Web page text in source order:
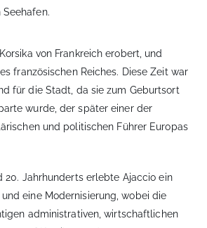
von Frankreich erobert, und
französischen Reiches. Diese Zeit war
für die Stadt, da sie zum Geburtsort
wurde, der später einer der
und politischen Führer Europas
20. Jahrhunderts erlebte Ajaccio ein
eine Modernisierung, wobei die
administrativen, wirtschaftlichen